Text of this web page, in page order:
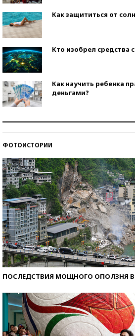
Как защититься от
Кто изобрел средства
Как научить ребенка
деньгами?
ФОТОИСТОРИИ
ПОСЛЕДСТВИЯ МОЩНОГО ОПОЛЗНЯ В